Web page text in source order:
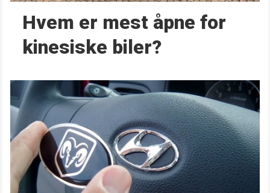
Hvem er mest åpne for
kinesiske biler?